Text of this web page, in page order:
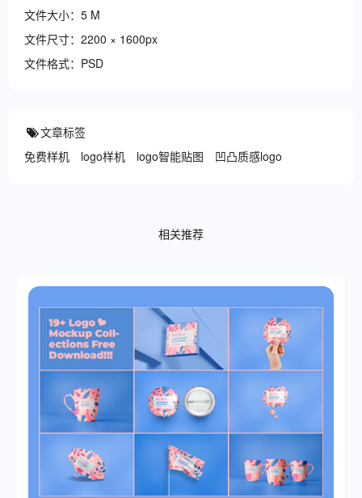
文件大小：5 M
文件尺寸：2200 × 1600px
文件格式：PSD
文章标签
免费样机
logo样机 logo智能贴图 凹凸质感logo
相关推荐